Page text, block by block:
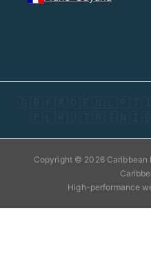
🇬🇧 🇫🇷 🇩🇪 🇳🇱 🇵🇹
🇵🇱 🇷🇺 🇹🇷 🇮🇳 🇮🇩
Copyright © 2026 Caribbean
High-performance